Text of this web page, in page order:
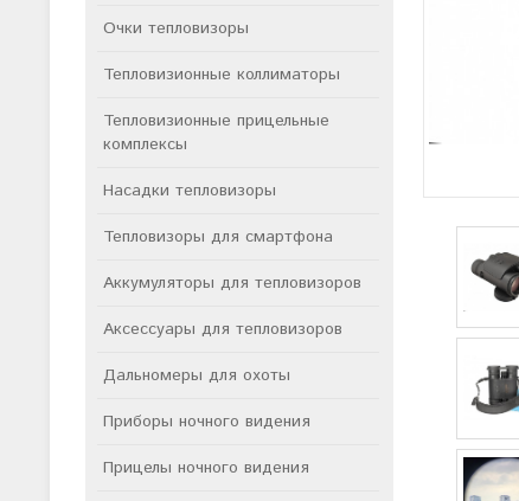
Очки тепловизоры
Тепловизионные коллиматоры
Тепловизионные прицельные
комплексы
Насадки тепловизоры
Тепловизоры для смартфона
Аккумуляторы для тепловизоров
Аксессуары для тепловизоров
Дальномеры для охоты
Приборы ночного видения
Прицелы ночного видения